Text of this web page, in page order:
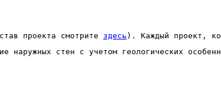
проекта смотрите здесь ). Каждый проект,
наружных стен с учетом геологических